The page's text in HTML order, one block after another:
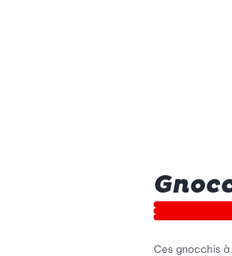
Ces gnocchis